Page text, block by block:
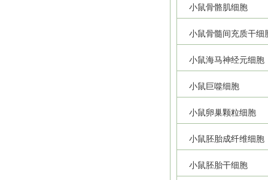
小鼠骨骼肌细胞
小鼠骨髓间充质干细
小鼠海马神经元细胞
小鼠巨噬细胞
小鼠卵巢颗粒细胞
小鼠胚胎成纤维细胞
小鼠胚胎干细胞